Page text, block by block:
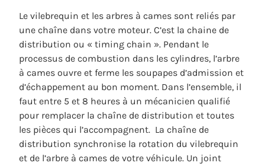
Le vilebrequin et les arbres à cames sont reliés par
une chaîne dans votre moteur. C’est la chaine de
distribution ou « timing chain ». Pendant le
processus de combustion dans les cylindres, l’arbre
à cames ouvre et ferme les soupapes d’admission et
d’échappement au bon moment. Dans l’ensemble, il
faut entre 5 et 8 heures à un mécanicien qualifié
pour remplacer la chaîne de distribution et toutes
les pièces qui l’accompagnent. La chaîne de
distribution synchronise la rotation du vilebrequin
et de l’arbre à cames de votre véhicule. Un joint